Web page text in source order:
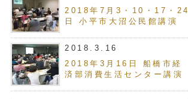
2018年7月3・10・17・24
日 小平市大沼公民館講演
2018.3.16
2018年3月16日 船橋市経
済部消費生活センター講演